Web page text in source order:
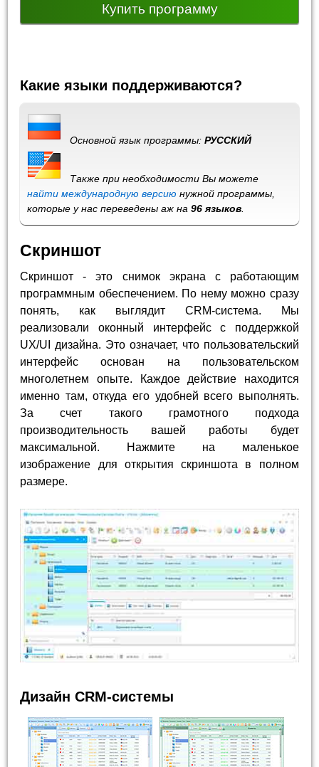
Купить программу
Какие языки поддерживаются?
Основной язык программы:РУССКИЙ
Также при необходимости Вы можете
найти международную версию нужной программы,
которые у нас переведены аж на96 языков
Скриншот
Скриншот - это снимок экрана с работающим
программным обеспечением. По нему можно сразу
понять, как выглядит CRM-система. Мы
реализовали оконный интерфейс с поддержкой
UX/UI дизайна. Это означает, что пользовательский
интерфейс основан на пользовательском
многолетнем опыте. Каждое действие находится
именно там, откуда его удобней всего выполнять.
За счет такого грамотного подхода
производительность вашей работы будет
максимальной. Нажмите на маленькое
изображение для открытия скриншота в полном
размере.
Дизайн CRM-системы